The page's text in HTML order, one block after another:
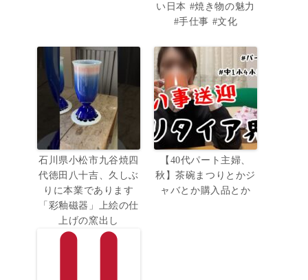
い日本 #焼き物の魅力
#手仕事 #文化
石川県小松市九谷焼四
代徳田八十吉、久しぶ
りに本業であります
「彩釉磁器」上絵の仕
上げの窯出し
【40代パート主婦、
秋】茶碗まつりとかジ
ャバとか購入品とか